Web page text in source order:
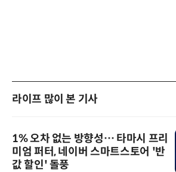
라이프 많이 본 기사
1% 오차 없는 방향성… 타마시 프리
미엄 퍼터, 네이버 스마트스토어 '반
값 할인' 돌풍